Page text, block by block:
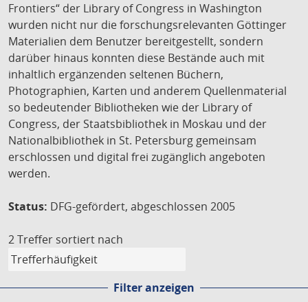
Frontiers“ der Library of Congress in Washington
wurden nicht nur die forschungsrelevanten Göttinger
Materialien dem Benutzer bereitgestellt, sondern
darüber hinaus konnten diese Bestände auch mit
inhaltlich ergänzenden seltenen Büchern,
Photographien, Karten und anderem Quellenmaterial
so bedeutender Bibliotheken wie der Library of
Congress, der Staatsbibliothek in Moskau und der
Nationalbibliothek in St. Petersburg gemeinsam
erschlossen und digital frei zugänglich angeboten
werden.
Status: DFG-gefördert, abgeschlossen 2005
2 Treffer sortiert nach
Filter anzeigen